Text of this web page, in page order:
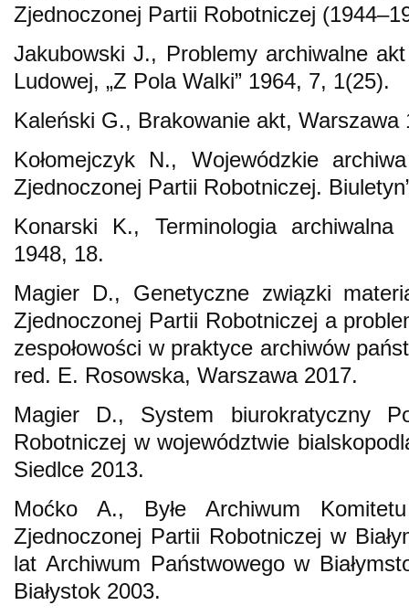
Zjednoczonej Partii Robotniczej
Jakubowski J., Problemy archiwalne
Ludowej, „Z Pola Walki” 1964, 7, 1(25).
Kaleński G., Brakowanie akt, Warszawa
Kołomejczyk N., Wojewódzkie
Zjednoczonej Partii Robotniczej.
Konarski K., Terminologia archiwalna
1948, 18.
Magier D., Genetyczne związki
Zjednoczonej Partii Robotniczej a
zespołowości w praktyce archiwów
red. E. Rosowska, Warszawa 2017.
Magier D., System biurokratyczny
Robotniczej w województwie
Siedlce 2013.
Moćko A., Byłe Archiwum
Zjednoczonej Partii Robotniczej w
lat Archiwum Państwowego w
Białystok 2003.